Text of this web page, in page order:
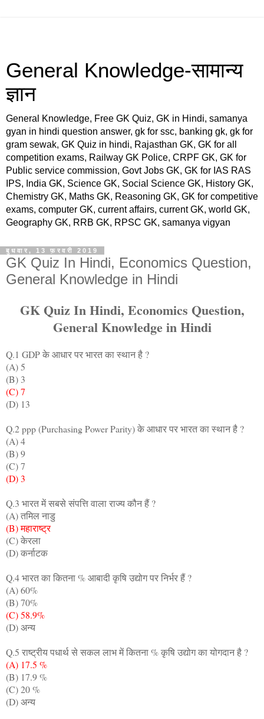
General Knowledge-सामान्य
ज्ञान
General Knowledge, Free GK Quiz, GK in Hindi, samanya
gyan in hindi question answer, gk for ssc, banking gk, gk for
gram sewak, GK Quiz in hindi, Rajasthan GK, GK for all
competition exams, Railway GK Police, CRPF GK, GK for
Public service commission, Govt Jobs GK, GK for IAS RAS
IPS, India GK, Science GK, Social Science GK, History GK,
Chemistry GK, Maths GK, Reasoning GK, GK for competitive
exams, computer GK, current affairs, current GK, world GK,
Geography GK, RRB GK, RPSC GK, samanya vigyan
बुधवार, 13 फ़रवरी 2019
GK Quiz In Hindi, Economics Question,
General Knowledge in Hindi
GK Quiz In Hindi, Economics Question,
General Knowledge in Hindi
Q.1 GDP के आधार पर भारत का स्थान है ?
(A) 5
(B) 3
(C) 7
(D) 13
Q.2 ppp (Purchasing Power Parity) के आधार पर भारत का स्थान है ?
(A) 4
(B) 9
(C) 7
(D) 3
Q.3 भारत में सबसे संपत्ति वाला राज्य कौन हैं ?
(A) तमिल नाडु
(B) महाराष्ट्र
(C) केरला
(D) कर्नाटक
Q.4 भारत का कितना % आबादी कृषि उद्योग पर निर्भर हैं ?
(A) 60%
(B) 70%
(C) 58.9%
(D) अन्य
Q.5 राष्ट्रीय पधार्थ से सकल लाभ में कितना % कृषि उद्योग का योगदान है ?
(A) 17.5 %
(B) 17.9 %
(C) 20 %
(D) अन्य